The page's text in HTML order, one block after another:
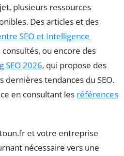
plusieurs ressources
Des articles et des
SEO et Intelligence
ou encore des
SEO 2026, qui propose des
dernières tendances du SEO.
en consultant les références
et votre entreprise
nécessaire vers une